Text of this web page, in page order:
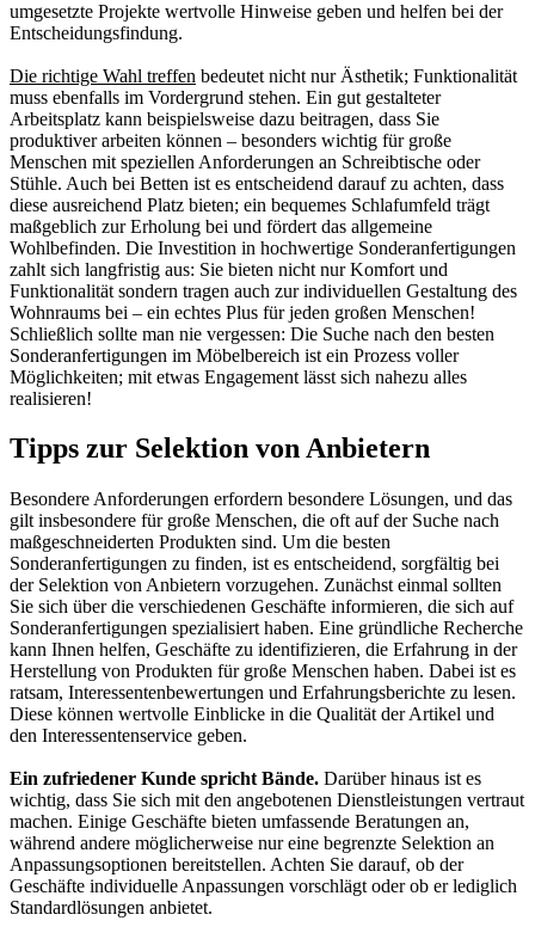
umgesetzte Projekte wertvolle Hinweise geben und helfen bei der
Entscheidungsfindung.
Die richtige Wahl treffen bedeutet nicht nur Ästhetik; Funktionalität
muss ebenfalls im Vordergrund stehen. Ein gut gestalteter
Arbeitsplatz kann beispielsweise dazu beitragen, dass Sie
produktiver arbeiten können – besonders wichtig für große
Menschen mit speziellen Anforderungen an Schreibtische oder
Stühle. Auch bei Betten ist es entscheidend darauf zu achten, dass
diese ausreichend Platz bieten; ein bequemes Schlafumfeld trägt
maßgeblich zur Erholung bei und fördert das allgemeine
Wohlbefinden. Die Investition in hochwertige Sonderanfertigungen
zahlt sich langfristig aus: Sie bieten nicht nur Komfort und
Funktionalität sondern tragen auch zur individuellen Gestaltung des
Wohnraums bei – ein echtes Plus für jeden großen Menschen!
Schließlich sollte man nie vergessen: Die Suche nach den besten
Sonderanfertigungen im Möbelbereich ist ein Prozess voller
Möglichkeiten; mit etwas Engagement lässt sich nahezu alles
realisieren!
Tipps zur Selektion von Anbietern
Besondere Anforderungen erfordern besondere Lösungen, und das
gilt insbesondere für große Menschen, die oft auf der Suche nach
maßgeschneiderten Produkten sind. Um die besten
Sonderanfertigungen zu finden, ist es entscheidend, sorgfältig bei
der Selektion von Anbietern vorzugehen. Zunächst einmal sollten
Sie sich über die verschiedenen Geschäfte informieren, die sich auf
Sonderanfertigungen spezialisiert haben. Eine gründliche Recherche
kann Ihnen helfen, Geschäfte zu identifizieren, die Erfahrung in der
Herstellung von Produkten für große Menschen haben. Dabei ist es
ratsam, Interessentenbewertungen und Erfahrungsberichte zu lesen.
Diese können wertvolle Einblicke in die Qualität der Artikel und
den Interessentenservice geben.
Ein zufriedener Kunde spricht Bände. Darüber hinaus ist es
wichtig, dass Sie sich mit den angebotenen Dienstleistungen vertraut
machen. Einige Geschäfte bieten umfassende Beratungen an,
während andere möglicherweise nur eine begrenzte Selektion an
Anpassungsoptionen bereitstellen. Achten Sie darauf, ob der
Geschäfte individuelle Anpassungen vorschlägt oder ob er lediglich
Standardlösungen anbietet.